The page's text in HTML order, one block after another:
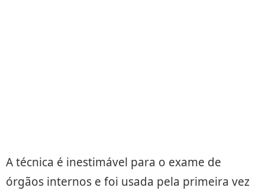
A técnica é inestimável para o exame de
órgãos internos e foi usada pela primeira vez